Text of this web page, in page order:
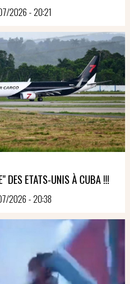
2026 - 20:21
DES ETATS-UNIS À CUBA !!!
2026 - 20:38